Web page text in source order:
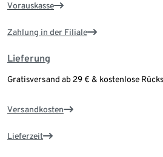
Vorauskasse
Zahlung in der Filiale
Lieferung
Gratisversand ab 29 € & kostenlose
Versandkosten
Lieferzeit